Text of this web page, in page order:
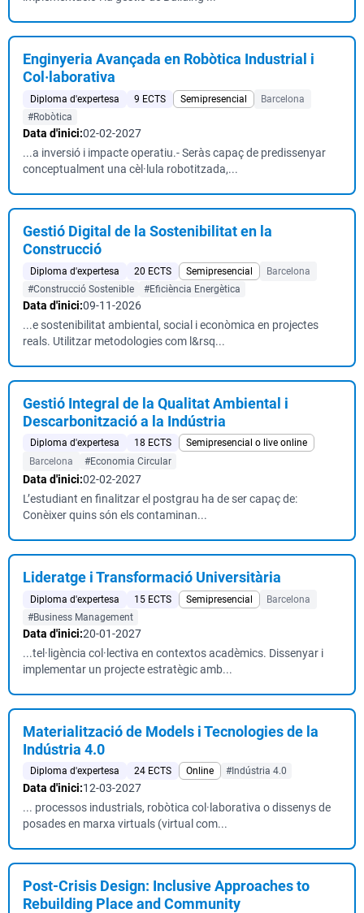
Enginyeria Avançada en Robòtica Industrial i
Col·laborativa
Diploma d'expertesa 9 ECTS Semipresencial
Barcelona
#Robòtica
Data d'inici:02-02-2027
...a inversió i impacte operatiu.- Seràs capaç de predissenyar
conceptualment una cèl·lula robotitzada,...
Gestió Digital de la Sostenibilitat en la
Construcció
Diploma d'expertesa 20 ECTS Semipresencial
Barcelona
#Construcció Sostenible
#Eficiència Energètica
Data d'inici:09-11-2026
...e sostenibilitat ambiental, social i econòmica en projectes
reals. Utilitzar metodologies com l&rsq...
Gestió Integral de la Qualitat Ambiental i
Descarbonització a la Indústria
Diploma d'expertesa 18 ECTS
Semipresencial o live online
Barcelona
#Economia Circular
Data d'inici:02-02-2027
L’estudiant en finalitzar el postgrau ha de ser capaç de:
Conèixer quins són els contaminan...
Lideratge i Transformació Universitària
Diploma d'expertesa 15 ECTS Semipresencial
Barcelona
#Business Management
Data d'inici:20-01-2027
...tel·ligència col·lectiva en contextos acadèmics. Dissenyar i
implementar un projecte estratègic amb...
Materialització de Models i Tecnologies de la
Indústria 4.0
Diploma d'expertesa 24 ECTS Online #Indústria 4.0
Data d'inici:12-03-2027
... processos industrials, robòtica col·laborativa o dissenys de
posades en marxa virtuals (virtual com...
Post-Crisis Design: Inclusive Approaches to
Rebuilding Place and Community